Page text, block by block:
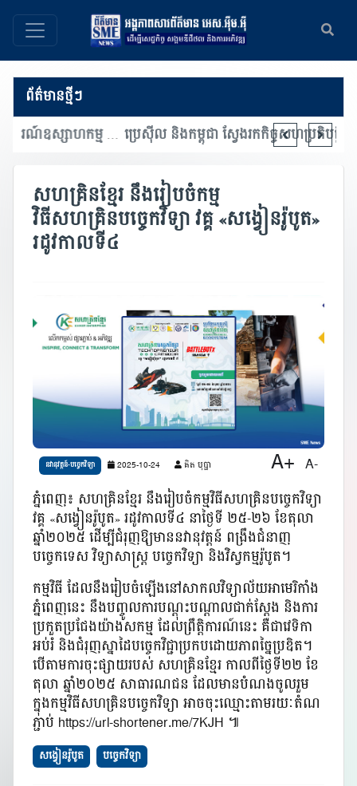
ព័ត៌មានថ្មីៗ
មហាសន្និបាតអភិវឌ្ឍន៍ឧស្សាហកម្ម និងពិព័រណ៍ឧស្សាហកម្ម ផ្តោតលើការជំរុញភាពជាដៃគូឧស្សាហកម្ម និងការចាប់យកបច្ចេកវិទ្យាទំនើប
សហគ្រិនខ្មែរ នឹងរៀបចំកម្ម
វិធីសហគ្រិនបច្ចេកវិទ្យា វគ្គ «សង្វៀនរ៉ូបូត»
រដូវកាលទី៤
នវានុវត្តន៍-បច្ចេកវិទ្យា 2025-10-24 គិត បុប្ផា A+ A-
ភ្នំពេញ៖ សហគ្រិនខ្មែរ នឹងរៀបចំកម្មវិធីសហគ្រិនបច្ចេកវិទ្យា
វគ្គ «សង្វៀនរ៉ូបូត» រដូវកាលទី៤ នាថ្ងៃទី ២៥-២៦ ខែតុលា
ឆ្នាំ២០២៥ ដើម្បីជំរុញឱ្យមាននវានុវត្តន៍ ពង្រឹងជំនាញ
បច្ចេកទេស វិទ្យាសាស្ត្រ បច្ចេកវិទ្យា និងវិស្វកម្មរ៉ូបូត។
កម្មវិធី ដែលនឹងរៀបចំឡើងនៅសាកលវិទ្យាល័យអាមេរិកាំង
ភ្នំពេញនេះ នឹងបញ្ចូលការបណ្តុះបណ្តាលជាក់ស្តែង និងការ
ប្រកួតប្រជែងយ៉ាងសកម្ម ដែលព្រឹត្តិការណ៍នេះ គឺជាវេទិកា
អប់រំ និងជំរុញស្នាដៃបច្ចេកវិជ្ជាប្រកបដោយភាពច្នៃប្រឌិត។
បើតាមការចុះផ្សាយរបស់ សហគ្រិនខ្មែរ កាលពីថ្ងៃទី២២ ខែ
តុលា ឆ្នាំ២០២៥ សាធារណជន ដែលមានបំណងចូលរួម
ក្នុងកម្មវិធីសហគ្រិនបច្ចេកវិទ្យា អាចចុះឈ្មោះតាមរយៈតំណ
ភ្ជាប់ https://url-shortener.me/7KJH ៕
សង្វៀនរ៉ូបូត បច្ចេកវិទ្យា